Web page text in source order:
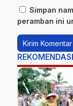
Simpan
peramban ini